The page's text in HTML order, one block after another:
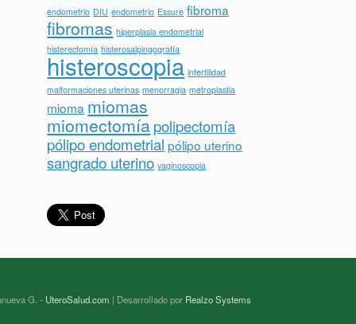
endometrio DIU endometrio Essure fibroma
fibromas hiperplasia endometrial
histerectomía histerosalpingografía
histeroscopia infertilidad
malformaciones uterinas menorragia metroplastia
mioma miomas
miomectomíapolipectomía
pólipo endometrial pólipo uterino
sangrado uterino vaginoscopia
G. - UteroSalud.com | Desarrollado por Realzo Systems